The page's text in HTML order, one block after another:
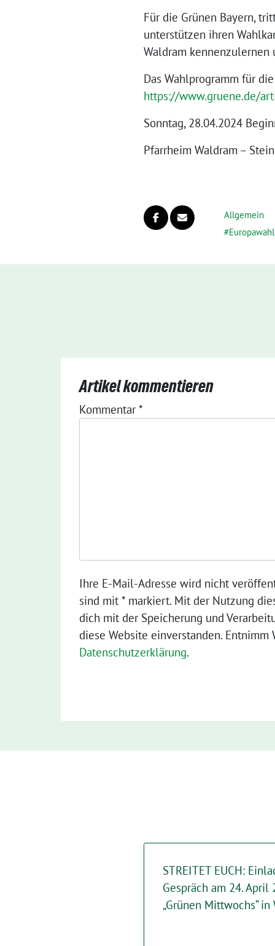
Für die Grünen Bayern,
unterstützen ihren
Waldram
Das Wahlprogramm für
https://www.gruene.de/
Sonntag, 28.04.2024
Pfarrheim Waldram –
Allgemein
Europawahl
Artikel kommentieren
Kommentar*
Ihre E-Mail-Adresse wird nicht
sind mit * markiert. Mit der Nutzung
dich mit der Speicherung und
diese Website einverstanden.
Datenschutzerklärung.
STREITET EUCH:
Gespräch am 24. April
„Grünen Mittwochs“